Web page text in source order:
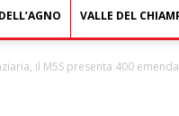
VALLE DEL
il M5S presenta 400